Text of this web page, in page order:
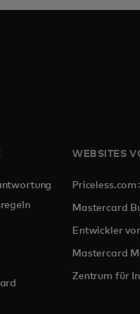
neuen Registerkarte
WEBSITES
Priceless.com
Mastercard
Entwickler
Mastercard
Zentrum für